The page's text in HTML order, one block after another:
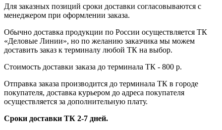
Для заказных позиций сроки доставки согласовываются с
менеджером при оформлении заказа.
Обычно доставка продукции по России осуществляется ТК
«Деловые Линии», но по желанию заказчика мы можем
доставить заказ к терминалу любой ТК на выбор.
Стоимость доставки заказа до терминала ТК - 800 р.
Отправка заказа производится до терминала ТК в городе
покупателя, доставка курьером до адреса покупателя
осуществляется за дополнительную плату.
Сроки доставки ТК 2-7 дней.